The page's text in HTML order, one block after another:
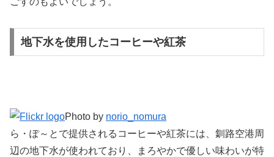
地下水を使用したコーヒーや紅茶
Photo by norio_nomura
ら・ぽ～とで提供されるコーヒーや紅茶には、釧路空港周
辺の地下水が使われており、まろやかで優しい味わいが特